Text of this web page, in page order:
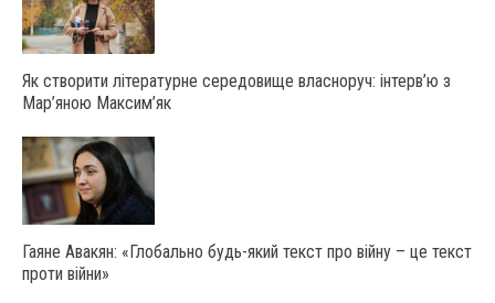
Як створити літературне середовище власноруч: інтерв’ю з
Мар’яною Максим’як
Гаяне Авакян: «Глобально будь-який текст про війну – це текст
проти війни»